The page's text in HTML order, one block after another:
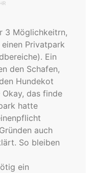
3 Möglichkeitrn,
Privatpark
Ein
den Schafen,
Hundekot
das finde
hatte
auch
So bleiben
ein